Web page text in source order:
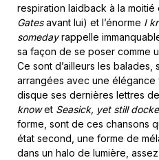
respiration laidback à la moitié
Gatesavant lui) et l’énorme I
somedayrappelle
sa façon de se poser comme
Ce sont d’ailleurs les balades,
arrangées avec une
disque ses dernières lettres
knowet Seasick, yet still
forme, sont de ces chansons
état second, une forme de
dans un halo de lumière,